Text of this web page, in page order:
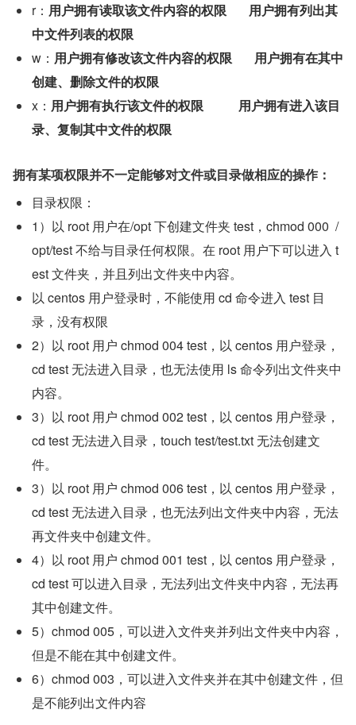
r： 用户拥有读取该文件内容的权限
用户拥有列出其
中文件列表的权限
w： 用户拥有修改该文件内容的权限
用户拥有在其中
创建、删除文件的权限
x： 用户拥有执行该文件的权限
用户拥有进入该目
录、复制其中文件的权限
拥有某项权限并不一定能够对文件或目录做相应的操作：
目录权限：
1）以 root 用户在/opt 下创建文件夹 test，chmod 000  /
opt/test 不给与目录任何权限。在 root 用户下可以进入 t
est 文件夹，并且列出文件夹中内容。
以 centos 用户登录时，不能使用 cd 命令进入 test 目
录，没有权限
2）以 root 用户 chmod 004 test，以 centos 用户登录，
cd test 无法进入目录，也无法使用 ls 命令列出文件夹中
内容。
3）以 root 用户 chmod 002 test，以 centos 用户登录，
cd test 无法进入目录，touch test/test.txt 无法创建文
件。
3）以 root 用户 chmod 006 test，以 centos 用户登录，
cd test 无法进入目录，也无法列出文件夹中内容，无法
再文件夹中创建文件。
4）以 root 用户 chmod 001 test，以 centos 用户登录，
cd test 可以进入目录，无法列出文件夹中内容，无法再
其中创建文件。
5）chmod 005，可以进入文件夹并列出文件夹中内容，
但是不能在其中创建文件。
6）chmod 003，可以进入文件夹并在其中创建文件，但
是不能列出文件内容